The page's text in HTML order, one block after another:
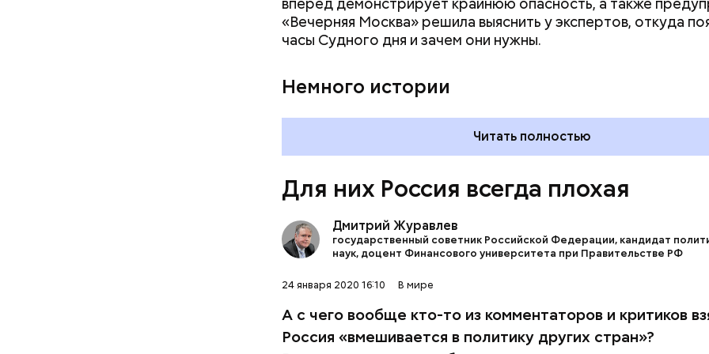
«Вечерняя Москва» решила выяснить у экспертов, откуда
часы Судного дня и зачем они нужны.
Немного истории
Читать полностью
Для них Россия всегда плохая
Дмитрий Журавлев
государственный советник Российской Федерации, кандидат
наук, доцент Финансового университета при Правительстве РФ
24 января 2020 16:10 В мире
А с чего вообще кто-то из комментаторов и критиков
Россия «вмешивается в политику других стран»?
Ведь аравийская — намного дешевле. Она, во-первых, легко
По-настоящему затратная история — Сирия. Зачем она нам? / кадр из фильма
Здесь был рай»
Как гласит предание, совершая паломничество в
Чудотворец по просьбе отчаявшихся путников молитвой
разбушевавшееся море.